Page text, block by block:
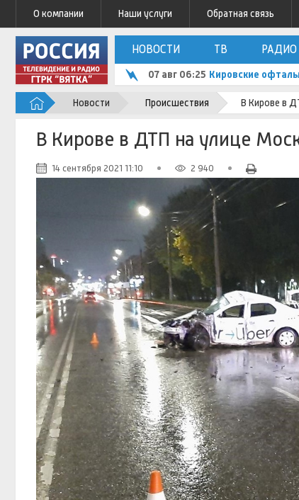
О компании Наши услуги Обратная связь
НОВОСТИ ТВ РАДИО
07 авг 06:25 Кировские
Новости Происшествия В Кирове в
В Кирове в ДТП на улице
14 сентября 2021 11:10 2 940